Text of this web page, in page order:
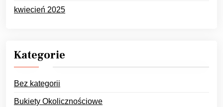
kwiecień 2025
Kategorie
Bez kategorii
Bukiety Okolicznościowe